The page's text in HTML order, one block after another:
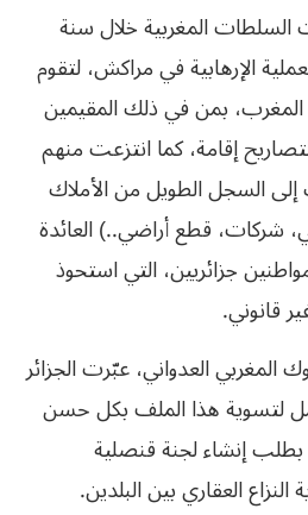
السلطات المغربية خلال سنة
الإرهابية في مراكش، لتقوم
المغرب، بمن في ذلك المقيمين
إقامة، كما انتزعت منهم
إلى السجل الطويل من الأملاك
شركات، قطع أراضي..) العائدة
جزائريين، التي استحوذ
قانوني.
العدواني، عبّرت الجزائر
لتسوية هذا الملف بكل حسن
فبادرت سنة 2003، بطلب إنشاء لجنة قنصلية
العقاري بين البلدين.